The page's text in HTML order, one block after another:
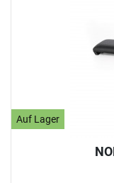
Auf Lager